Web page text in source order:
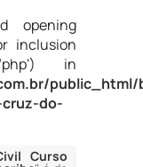
opening
inclusion
php') in
public_html/
do-
Curso